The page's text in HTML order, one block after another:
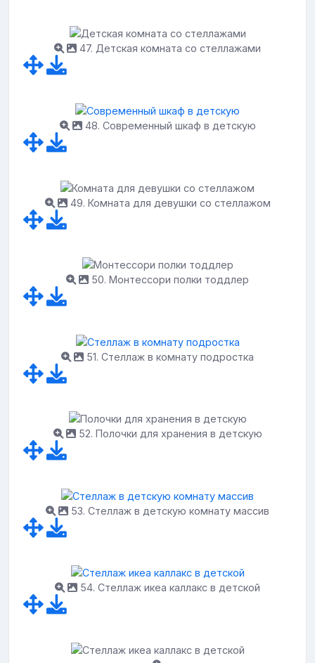
47. Детская комната со стеллажами
48. Современный шкаф в детскую
49. Комната для девушки со стеллажом
50. Монтессори полки тоддлер
51. Стеллаж в комнату подростка
52. Полочки для хранения в детскую
53. Стеллаж в детскую комнату массив
54. Стеллаж икеа каллакс в детской